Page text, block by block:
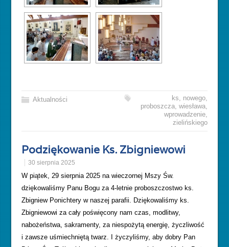
Aktualności ks, nowego,
proboszcza, wiesława,
wprowadzenie,
zielińskiego
Podziękowanie Ks. Zbigniewowi
30 sierpnia 2025
W piątek, 29 sierpnia 2025 na wieczornej Mszy Św.
dziękowaliśmy Panu Bogu za 4-letnie proboszczostwo ks.
Zbigniew Ponichtery w naszej parafii. Dziękowaliśmy ks.
Zbigniewowi za cały poświęcony nam czas, modlitwy,
nabożeństwa, sakramenty, za niespożytą energię, życzliwość
i zawsze uśmiechniętą twarz. I życzyliśmy, aby dobry Pan